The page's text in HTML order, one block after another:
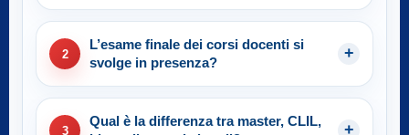
2
L’esame finale dei corsi docenti si
svolge in presenza?
3
Qual è la differenza tra master, CLIL,